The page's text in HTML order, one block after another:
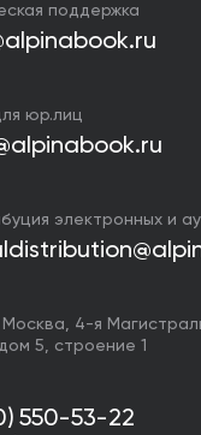
поддержка
юр.лиц
электронных и
Москва, 4-я
5, строение 1
550-53-22